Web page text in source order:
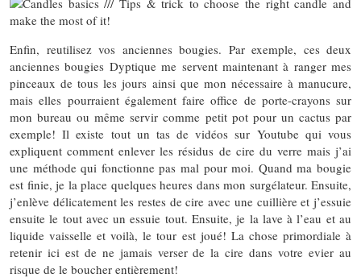
Enfin, reutilisez vos anciennes bougies. Par exemple, ces deux
anciennes bougies Dyptique me servent maintenant à ranger mes
pinceaux de tous les jours ainsi que mon nécessaire à manucure,
mais elles pourraient également faire office de porte-crayons sur
mon bureau ou même servir comme petit pot pour un cactus par
exemple! Il existe tout un tas de vidéos sur Youtube qui vous
expliquent comment enlever les résidus de cire du verre mais j’ai
une méthode qui fonctionne pas mal pour moi. Quand ma bougie
est finie, je la place quelques heures dans mon surgélateur. Ensuite,
j’enlève délicatement les restes de cire avec une cuillière et j’essuie
ensuite le tout avec un essuie tout. Ensuite, je la lave à l’eau et au
liquide vaisselle et voilà, le tour est joué! La chose primordiale à
retenir ici est de ne jamais verser de la cire dans votre evier au
risque de le boucher entièrement!